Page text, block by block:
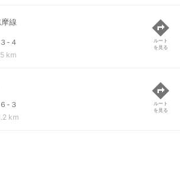
線
-４
km
ルート
を見る
-３
km
ルート
を見る